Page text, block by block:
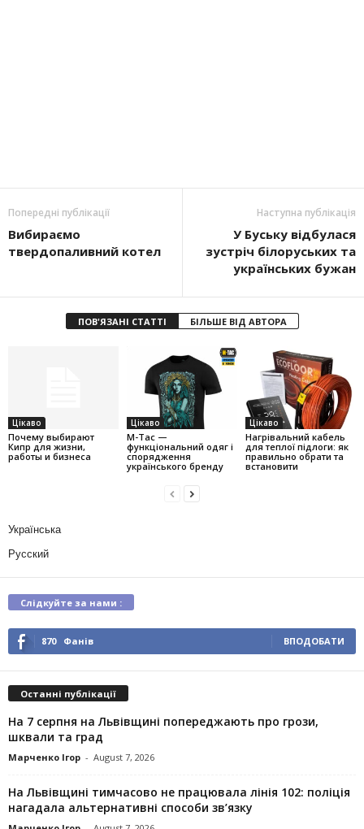
Попередні публікації
Вибираємо
твердопаливний котел
Наступна публікація
У Буську відбулася
зустріч білоруських та
українських бужан
ПОВ'ЯЗАНІ СТАТТІ БІЛЬШЕ ВІД АВТОРА
Цікаво
Почему выбирают
Кипр для жизни,
работы и бизнеса
Цікаво
M-Tac —
функціональний одяг і
спорядження
українського бренду
Цікаво
Нагрівальний кабель
для теплої підлоги: як
правильно обрати та
встановити
Українська
Русский
Слідкуйте за нами :
870 Фанів ВПОДОБАТИ
Останні публікації
На 7 серпня на Львівщині попереджають про грози,
шквали та град
Марченко Ігор - August 7, 2026
На Львівщині тимчасово не працювала лінія 102: поліція
нагадала альтернативні способи зв’язку